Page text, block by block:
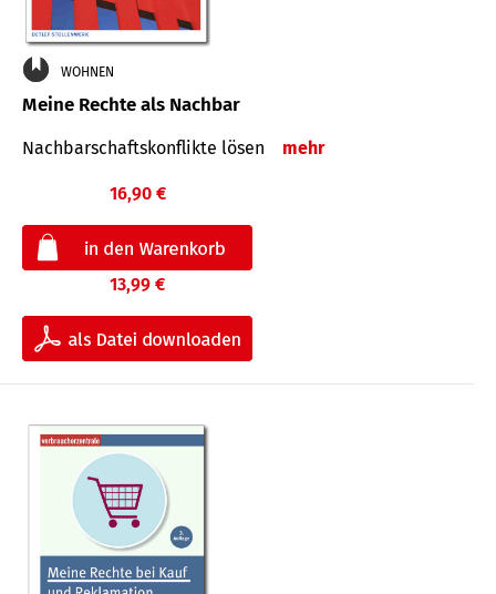
WOHNEN
Meine Rechte als Nachbar
Nach­bar­schafts­konflikte lösen mehr
16,90 €
13,99 €